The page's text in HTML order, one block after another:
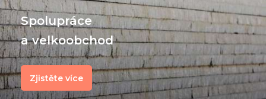
Spolupráce
a velkoobchod
Zjistěte více